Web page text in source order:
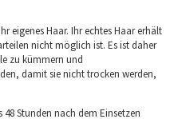
eigenes Haar. Ihr echtes Haar erhält
nicht möglich ist. Es ist daher
zu kümmern und
damit sie nicht trocken werden,
48 Stunden nach dem Einsetzen